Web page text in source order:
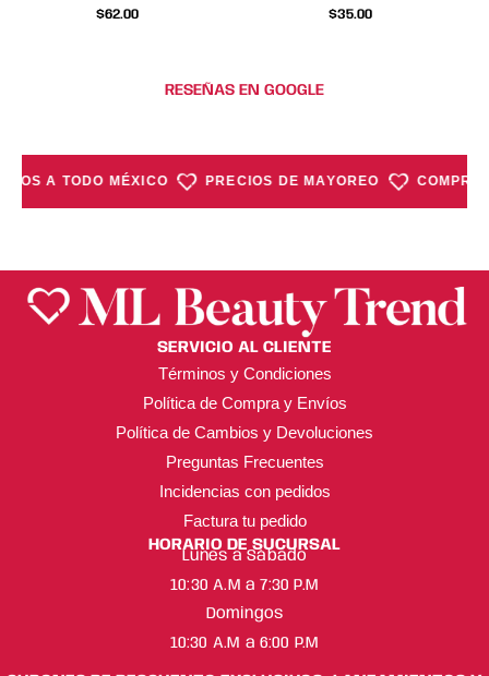
página
$62.00página
$35.00
RESEÑAS EN GOOGLE
A TODO MÉXICO PRECIOS DE MAYOREO COMPRA
SERVICIO AL CLIENTE
Términos y Condiciones
Política de Compra y Envíos
Política de Cambios y Devoluciones
Preguntas Frecuentes
Incidencias con pedidos
Factura tu pedido
HORARIO DE SUCURSAL
Lunes a Sábado
10:30 A.M a 7:30 P.M
Domingos
10:30 A.M a 6:00 P.M